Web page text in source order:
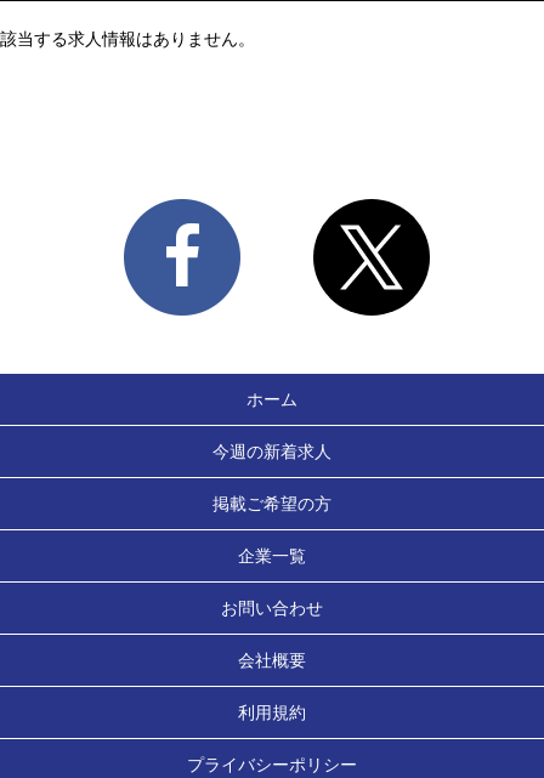
該当する求人情報はありません。
ホーム
今週の新着求人
掲載ご希望の方
企業一覧
お問い合わせ
会社概要
利用規約
プライバシーポリシー